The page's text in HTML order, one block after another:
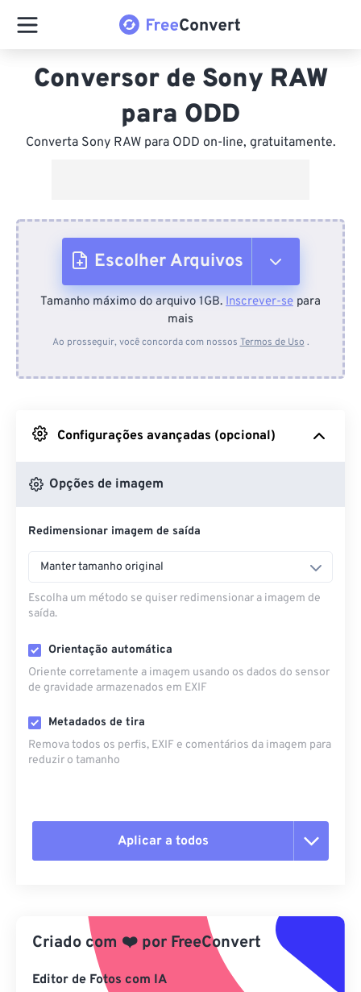
Conversor de Sony RAW
para ODD
Converta Sony RAW para ODD on-line, gratuitamente.
Escolher Arquivos
Do dispositivo
Do Google Drive
Do OneDrive
Da URL
Tamanho máximo do arquivo 1GB. Inscrever-se para
mais
Ao prosseguir, você concorda com nossos Termos de Uso .
Configurações avançadas (opcional)
Opções de imagem
Redimensionar imagem de saída
Manter tamanho original
Escolha um método se quiser redimensionar a imagem de
saída.
Orientação automática
Oriente corretamente a imagem usando os dados do sensor
de gravidade armazenados em EXIF
Metadados de tira
Remova todos os perfis, EXIF ​​e comentários da imagem para
reduzir o tamanho
Aplicar a todos
Aplicar a partir da predefinição
Salvar como predefinição
Criado com ❤️ por FreeConvert
Editor de Fotos com IA